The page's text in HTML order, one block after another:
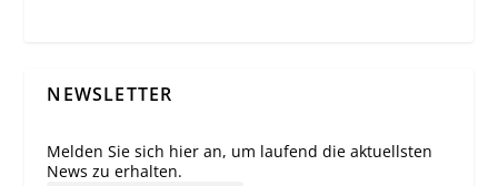
NEWSLETTER
Melden Sie sich hier an, um laufend die aktuellsten
News zu erhalten.